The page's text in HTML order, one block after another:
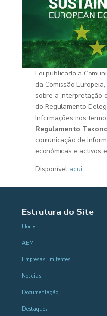
Foi publicada a
da Comissão
sobre a interpretação
do Regulamento
Informações nos
Regulamento
comunicação de
económicas e activos
Disponível aqui.
Estrutura do Site
Home
AEM
Empresas Emitentes
Notícias
Documentação
Destaques